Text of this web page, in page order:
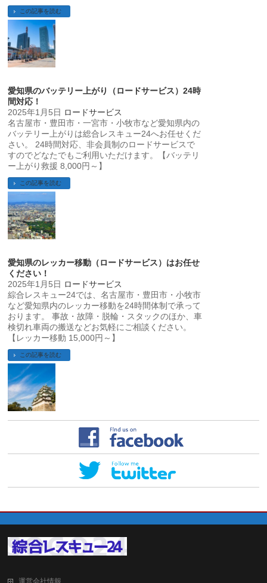
この記事を読む
愛知県のバッテリー上がり（ロードサービス）24時
間対応！
2025年1月5日 ロードサービス
名古屋市・豊田市・一宮市・小牧市など愛知県内の
バッテリー上がりは総合レスキュー24へお任せくだ
さい。 24時間対応、非会員制のロードサービスで
すのでどなたでもご利用いただけます。【バッテリ
ー上がり救援 8,000円～】
この記事を読む
愛知県のレッカー移動（ロードサービス）はお任せ
ください！
2025年1月5日 ロードサービス
綜合レスキュー24では、名古屋市・豊田市・小牧市
など愛知県内のレッカー移動を24時間体制で承って
おります。 事故・故障・脱輪・スタックのほか、車
検切れ車両の搬送などお気軽にご相談ください。
【レッカー移動 15,000円～】
この記事を読む
運営会社情報